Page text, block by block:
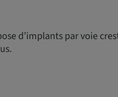
d’implants par voie